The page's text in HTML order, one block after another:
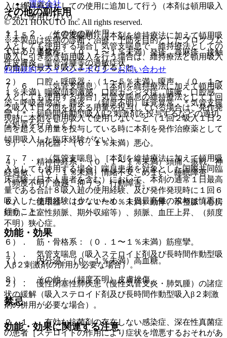
その他の副作用
１１．２． その他の副作用
１）． 過敏症：（０．１〜１％未満）発疹、蕁麻疹、接触
性皮膚炎、血管浮腫等の過敏症状。
２）． 口腔・呼吸器：（１〜５％未満）嗄声、（０．１〜
１％未満）咽喉頭刺激感、口腔カンジダ症、咳嗽、口腔感
染・呼吸器感染、肺炎、（頻度不明）味覚異常、＊気管支痙
攣［＊：短時間作動型吸入β２刺激剤を投与するなどの適切
な処置を行うこと］。
３）． 消化器：（０．１％未満）悪心。
４）． 精神神経系：（０．１〜１％未満）頭痛、振戦、神
経過敏、（０．１％未満）情緒不安、めまい、睡眠障害、
（頻度不明）激越、抑うつ、行動障害。
５）． 循環器：（０．１〜１％未満）動悸、不整脈（心房
細動、上室性頻脈、期外収縮等）、頻脈、血圧上昇、（頻度
不明）狭心症。
６）． 筋・骨格系：（０．１〜１％未満）筋痙攣。
７）． 内分泌：（０．１％未満）高血糖。
８）． その他：（頻度不明）皮膚挫傷。
禁忌
２．１． 有効な抗菌剤の存在しない感染症、深在性真菌症
の患者［ステロイドの作用により症状を増悪するおそれがあ
入は維持療法としての使用に追加して行う（本剤は頓用吸入
のみに使用しない）。
７．５． 〈気管支喘息〉［本剤を維持療法に加えて頓用吸
入としても使用する場合］気管支喘息で、維持療法としての
吸入に引き続き頓用吸入を行う場合は、維持療法と頓用吸入
の合計で最大６吸入までとすること。
７．６． 〈気管支喘息〉［本剤を維持療法に加えて頓用吸
入としても使用する場合］気管支喘息の維持療法として１回
２吸入１日２回を超える用量を投与している場合は、発作発
現時に本剤を頓用吸入で使用しないこと（１回２吸入１日２
回を超える用量を投与している時に本剤を発作治療薬として
頓用吸入した臨床経験がない）。
７．７． 〈気管支喘息〉［本剤を維持療法に加えて頓用吸
入としても使用する場合］喘息患者を対象とした国際共同臨
床試験（日本人患者を含む）において、本剤の通常１日最高
量である合計８吸入超の使用経験、及び発作発現時に１回６
吸入した使用経験は少ないため、１日最高量の投与は慎重に
行うこと。
効能・効果
１）． 気管支喘息（吸入ステロイド剤及び長時間作動型吸
入β２刺激剤の併用が必要な場合）。
２）． 慢性閉塞性肺疾患（慢性気管支炎・肺気腫）の諸症
状の緩解（吸入ステロイド剤及び長時間作動型吸入β２刺激
剤の併用が必要な場合）。
効能・効果に関連する注意
運営会社
© 2021 HOKUTO Inc. All rights reserved.
※本製品は疾病の診断・治療・予防を目的としたプログラム
ではありません。
利用規約プライバシーポリシーお問い合わせ